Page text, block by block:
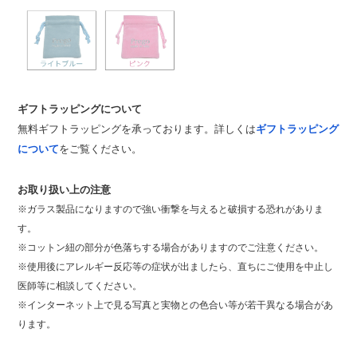
ギフトラッピングについて
無料ギフトラッピングを承っております。詳しくはギフトラッピング
についてをご覧ください。
お取り扱い上の注意
※ガラス製品になりますので強い衝撃を与えると破損する恐れがありま
す。
※コットン紐の部分が色落ちする場合がありますのでご注意ください。
※使用後にアレルギー反応等の症状が出ましたら、直ちにご使用を中止し
医師等に相談してください。
※インターネット上で見る写真と実物との色合い等が若干異なる場合があ
ります。